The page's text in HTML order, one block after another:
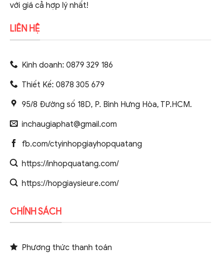
với giá cả hợp lý nhất!
LIÊN HỆ
Kinh doanh: 0879 329 186
Thiết Kế: 0878 305 679
95/8 Đường số 18D, P. Bình Hưng Hòa, TP.HCM.
inchaugiaphat@gmail.com
fb.com/ctyinhopgiayhopquatang
https://inhopquatang.com/
https://hopgiaysieure.com/
CHÍNH SÁCH
Phương thức thanh toán